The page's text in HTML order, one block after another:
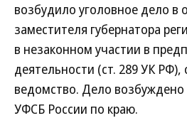
возбудило уголовное дело
заместителя губернатора
в незаконном участии в
деятельности (ст. 289 УК
ведомство. Дело
УФСБ России по краю.